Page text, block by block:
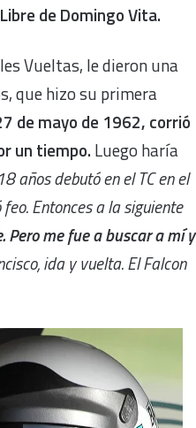
de Domingo Vita.
Vueltas, le dieron una
que hizo su primera
de mayo de 1962, corrió
un tiempo. Luego haría
años debutó en el TC en el
Entonces a la siguiente
me fue a buscar a mí y
ida y vuelta. El Falcon